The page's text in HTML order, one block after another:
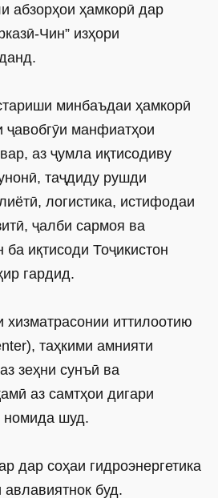
абзорҳои ҳамкорӣ дар
Чин” изҳори
минбаъдаи ҳамкорӣ
ҷавобгӯи манфиатҳои
аз ҷумла иқтисодиву
таҷдиду рушди
логистика, истифодаи
ҷалби сармоя ва
ба иқтисоди Тоҷикистон
гардид.
хизматрасонии иттилоотию
таҳкими амнияти
зеҳни сунъӣ ва
аз самтҳои дигари
номида шуд.
дар соҳаи гидроэнергетика
буд.